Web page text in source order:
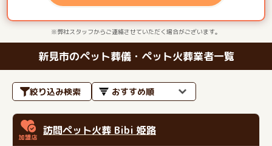
※弊社スタッフからご連絡させていただく場合がございます。
新見市のペット葬儀・ペット火葬業者一覧
絞り込み検索
訪問ペット火葬 Bibi 姫路